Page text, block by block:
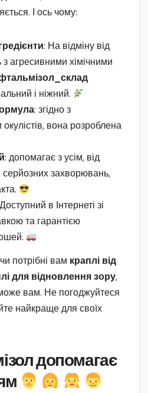
І ось чому:
: На відміну від
агресивними хімічними
і ніжний.
: згідно з
вона розроблена
: допомагає з усім, від
серйозних захворювань,
в Інтернеті зі
та гарантією
потрібні вам краплі від
для відновлення зору,
вам. Не погоджуйтеся
найкраще для своїх
допомагає